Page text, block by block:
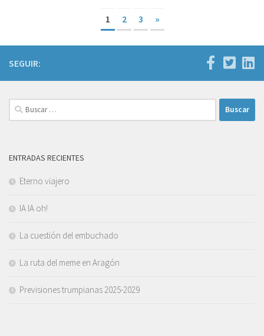
1 2 3 »
SEGUIR:
Buscar:
ENTRADAS RECIENTES
Eterno viajero
IA IA oh!
La cuestión del embuchado
La ruta del meme en Aragón
Previsiones trumpianas 2025-2029